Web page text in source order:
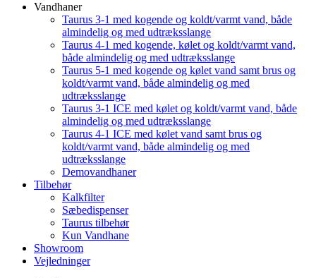
Vandhaner
Taurus 3-1 med kogende og koldt/varmt vand, både
almindelig og med udtræksslange
Taurus 4-1 med kogende, kølet og koldt/varmt vand,
både almindelig og med udtræksslange
Taurus 5-1 med kogende og kølet vand samt brus og
koldt/varmt vand, både almindelig og med
udtræksslange
Taurus 3-1 ICE med kølet og koldt/varmt vand, både
almindelig og med udtræksslange
Taurus 4-1 ICE med kølet vand samt brus og
koldt/varmt vand, både almindelig og med
udtræksslange
Demovandhaner
Tilbehør
Kalkfilter
Sæbedispenser
Taurus tilbehør
Kun Vandhane
Showroom
Vejledninger